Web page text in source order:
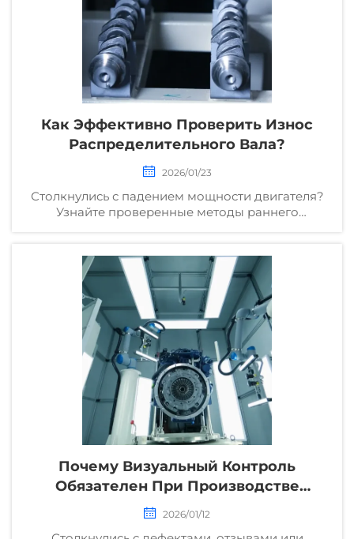
Как Эффективно Проверить Износ
Распределительного Вала?
2026/01/23
Столкнулись с падением мощности двигателя?
Узнайте проверенные методы раннего
Скачайте наш чек-лист для осмотра прямо
сейчас.
Почему Визуальный Контроль
Обязателен При Производстве
Металлических Компонентов Для
2026/01/12